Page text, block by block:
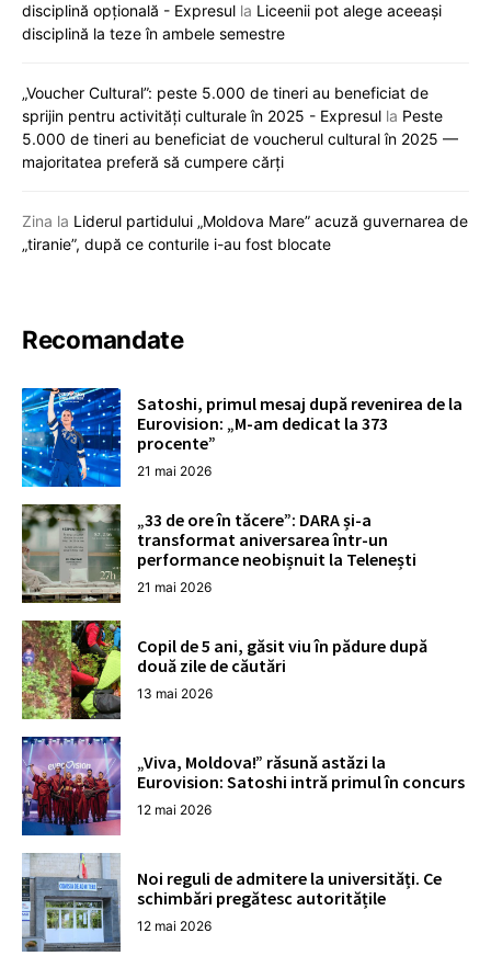
disciplină opțională - Expresul la Liceenii pot alege aceeași
disciplină la teze în ambele semestre
„Voucher Cultural”: peste 5.000 de tineri au beneficiat de
sprijin pentru activități culturale în 2025 - Expresul la Peste
5.000 de tineri au beneficiat de voucherul cultural în 2025 —
majoritatea preferă să cumpere cărți
Zina la Liderul partidului „Moldova Mare” acuză guvernarea de
„tiranie”, după ce conturile i-au fost blocate
Recomandate
Satoshi, primul mesaj după revenirea de la
Eurovision: „M-am dedicat la 373
procente”
21 mai 2026
„33 de ore în tăcere”: DARA și-a
transformat aniversarea într-un
performance neobișnuit la Telenești
21 mai 2026
Copil de 5 ani, găsit viu în pădure după
două zile de căutări
13 mai 2026
„Viva, Moldova!” răsună astăzi la
Eurovision: Satoshi intră primul în concurs
12 mai 2026
Noi reguli de admitere la universități. Ce
schimbări pregătesc autoritățile
12 mai 2026